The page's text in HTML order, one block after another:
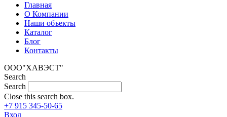
Главная
О Компании
Наши объекты
Каталог
Блог
Контакты
ООО"ХАВЭСТ"
Search
Search
Close this search box.
+7 915 345-50-65
Вход